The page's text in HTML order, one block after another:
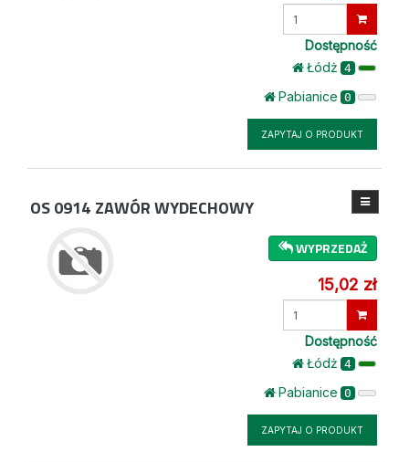
Dostępność
Łódż 4
Pabianice 0
ZAPYTAJ O PRODUKT
OS 0914 ZAWÓR WYDECHOWY
WYPRZEDAŻ
15,02 zł
Dostępność
Łódż 4
Pabianice 0
ZAPYTAJ O PRODUKT